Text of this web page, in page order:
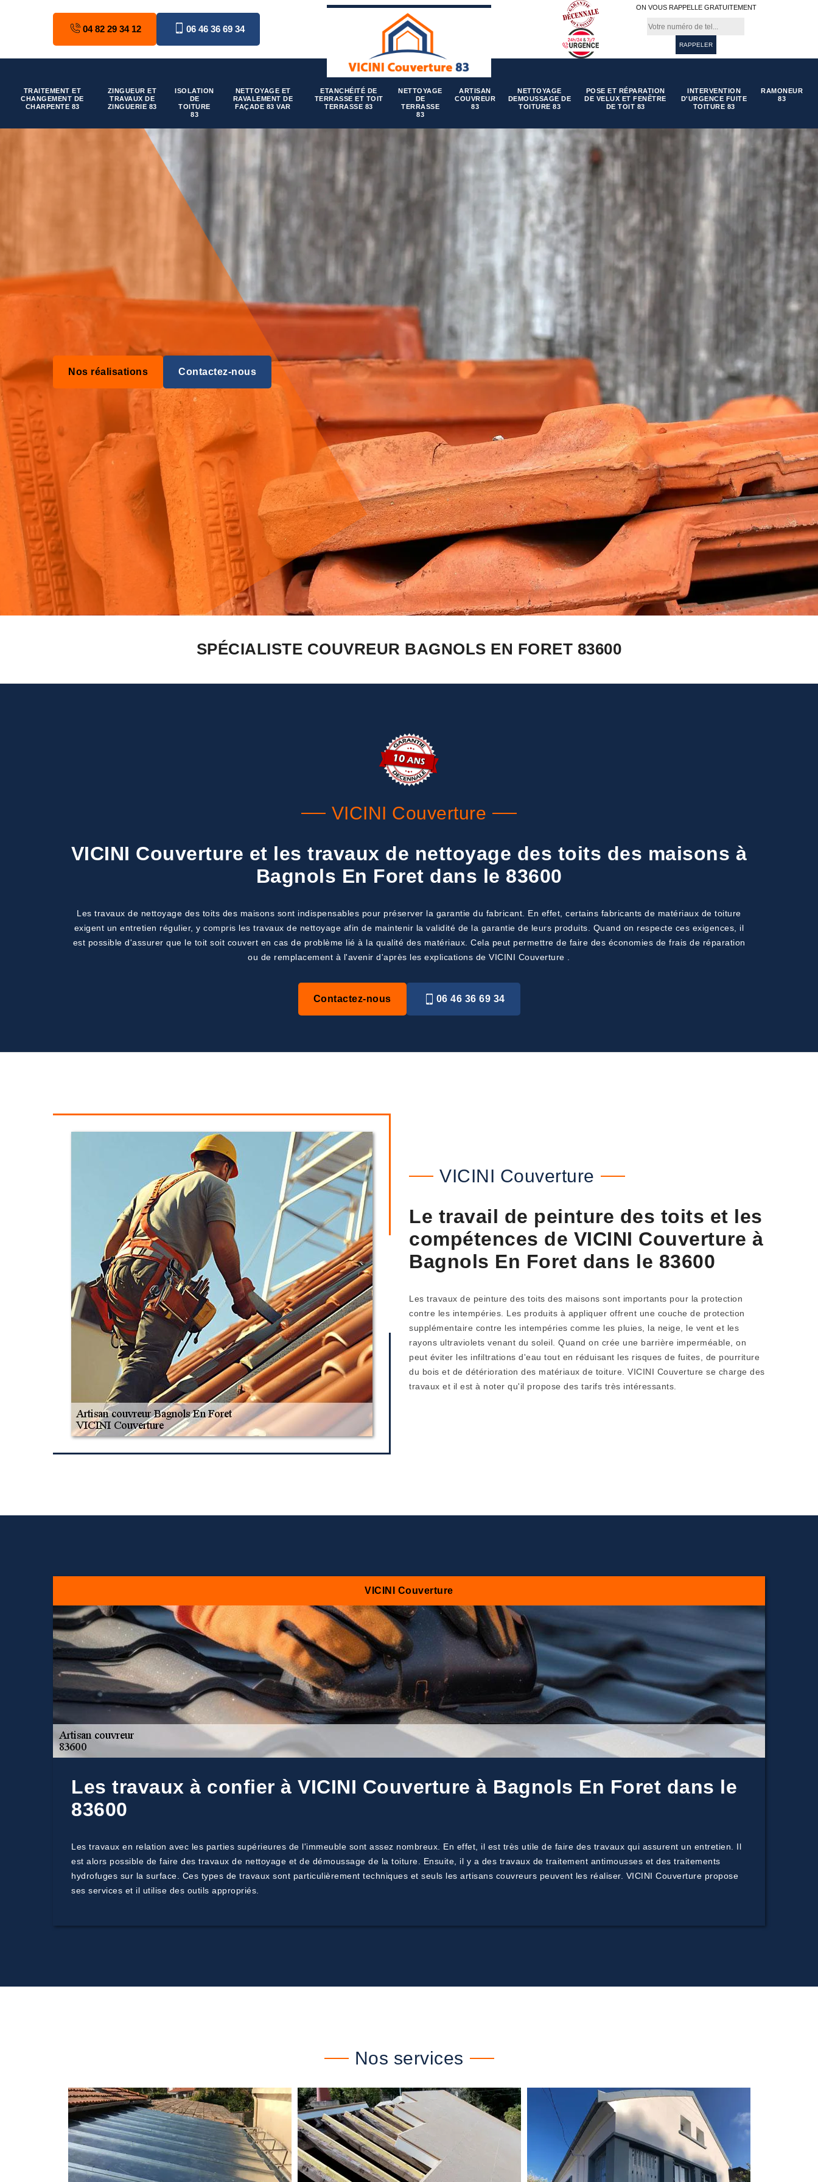
04 82 29 34 12 06 46 36 69 34
ON VOUS RAPPELLE GRATUITEMENT
TRAITEMENT ET
CHANGEMENT DE
CHARPENTE 83
ZINGUEUR ET
TRAVAUX DE
ZINGUERIE 83
ISOLATION
DE
TOITURE
83
NETTOYAGE ET
RAVALEMENT DE
FAÇADE 83 VAR
ETANCHÉITÉ DE
TERRASSE ET TOIT
TERRASSE 83
NETTOYAGE
DE
TERRASSE
83
ARTISAN
COUVREUR
83
NETTOYAGE
DEMOUSSAGE DE
TOITURE 83
POSE ET RÉPARATION
DE VELUX ET FENÊTRE
DE TOIT 83
INTERVENTION
D'URGENCE FUITE
TOITURE 83
RAMONEUR
83
Nos réalisations Contactez-nous
SPÉCIALISTE COUVREUR BAGNOLS EN FORET 83600
VICINI Couverture
VICINI Couverture et les travaux de nettoyage des toits des maisons à
Bagnols En Foret dans le 83600
Les travaux de nettoyage des toits des maisons sont indispensables pour préserver la garantie du fabricant. En effet, certains fabricants de matériaux de toiture
exigent un entretien régulier, y compris les travaux de nettoyage afin de maintenir la validité de la garantie de leurs produits. Quand on respecte ces exigences, il
est possible d'assurer que le toit soit couvert en cas de problème lié à la qualité des matériaux. Cela peut permettre de faire des économies de frais de réparation
ou de remplacement à l'avenir d'après les explications de VICINI Couverture .
Contactez-nous 06 46 36 69 34
VICINI Couverture
Le travail de peinture des toits et les
compétences de VICINI Couverture à
Bagnols En Foret dans le 83600
Les travaux de peinture des toits des maisons sont importants pour la protection
contre les intempéries. Les produits à appliquer offrent une couche de protection
supplémentaire contre les intempéries comme les pluies, la neige, le vent et les
rayons ultraviolets venant du soleil. Quand on crée une barrière imperméable, on
peut éviter les infiltrations d'eau tout en réduisant les risques de fuites, de pourriture
du bois et de détérioration des matériaux de toiture. VICINI Couverture se charge des
travaux et il est à noter qu'il propose des tarifs très intéressants.
VICINI Couverture
Les travaux à confier à VICINI Couverture à Bagnols En Foret dans le
83600
Les travaux en relation avec les parties supérieures de l'immeuble sont assez nombreux. En effet, il est très utile de faire des travaux qui assurent un entretien. Il
est alors possible de faire des travaux de nettoyage et de démoussage de la toiture. Ensuite, il y a des travaux de traitement antimousses et des traitements
hydrofuges sur la surface. Ces types de travaux sont particulièrement techniques et seuls les artisans couvreurs peuvent les réaliser. VICINI Couverture propose
ses services et il utilise des outils appropriés.
Nos services